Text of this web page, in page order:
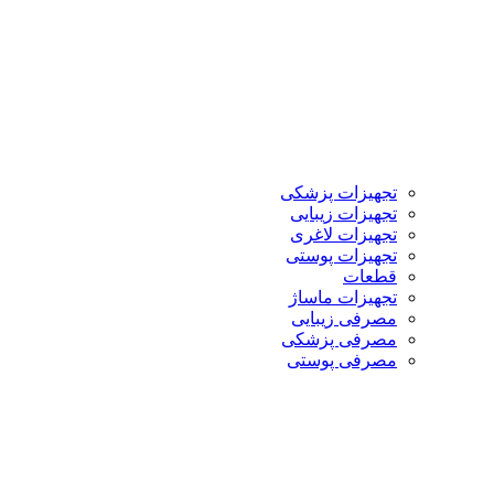
تجهیزات پزشکی
تجهیزات زیبایی
تجهیزات لاغری
تجهیزات پوستی
قطعات
تجهیزات ماساژ
مصرفی زیبایی
مصرفی پزشکی
مصرفی پوستی